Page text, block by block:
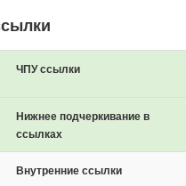
ЧПУ ссылки
Нижнее подчеркивание в
ссылках
Внутренние ссылки